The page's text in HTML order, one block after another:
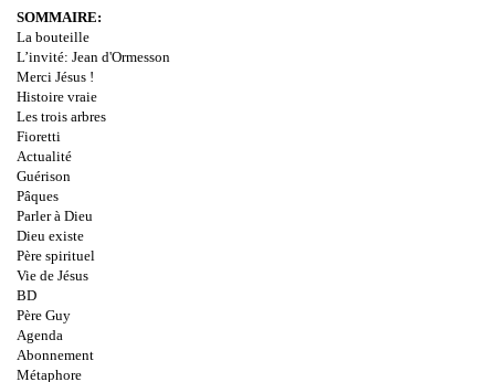
SOMMAIRE:
La bouteille
L’invité: Jean d'Ormesson
Merci Jésus !
Histoire vraie
Les trois arbres
Fioretti
Actualité
Guérison
Pâques
Parler à Dieu
Dieu existe
Père spirituel
Vie de Jésus
BD
Père Guy
Agenda
Abonnement
Métaphore